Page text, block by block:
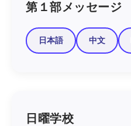
第１部メッセージ
日本語 中文
日曜学校